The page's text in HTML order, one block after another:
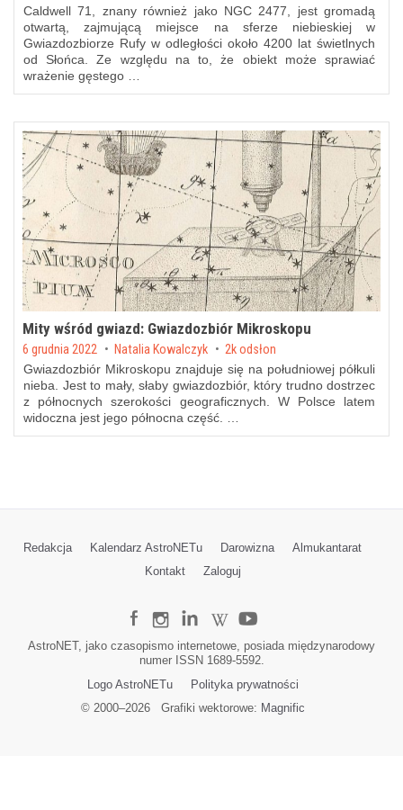
Caldwell 71, znany również jako NGC 2477, jest gromadą
otwartą, zajmującą miejsce na sferze niebieskiej w
Gwiazdozbiorze Rufy w odległości około 4200 lat świetlnych
od Słońca. Ze względu na to, że obiekt może sprawiać
wrażenie gęstego …
Mity wśród gwiazd: Gwiazdozbiór Mikroskopu
Posted on
6 grudnia 2022 by Natalia Kowalczyk 2k odsłon
Gwiazdozbiór Mikroskopu znajduje się na południowej półkuli
nieba. Jest to mały, słaby gwiazdozbiór, który trudno dostrzec
z północnych szerokości geograficznych. W Polsce latem
widoczna jest jego północna część. …
Redakcja Kalendarz AstroNETu Darowizna
Almukantarat
Kontakt
Zaloguj
AstroNET, jako czasopismo internetowe, posiada międzynarodowy
numer ISSN 1689-5592.
Logo AstroNETu
Polityka prywatności
© 2000–2026Grafiki wektorowe: Magnific